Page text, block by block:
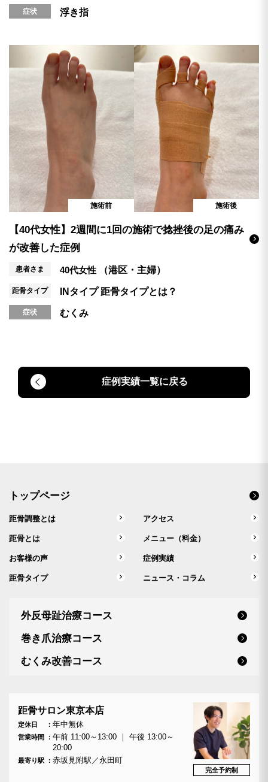
症状 浮き指
施術前 施術後
【40代女性】2週間に1回の施術で捻挫後の足の痛み
が改善した症例
患者さま 40代女性 （港区・主婦）
距骨タイプ INタイプ 距骨タイプとは？
症状 むくみ
症例実績一覧に戻る
トップページ
距骨調整とは アクセス
距骨とは メニュー（料金）
お客様の声 症例実績
距骨タイプ ニュース・コラム
外反母趾治療コース
巻き爪治療コース
むくみ改善コース
距骨サロン東京本店
定休日 年中無休
営業時間
午前 11:00～13:00 ｜ 午後 13:00～
20:00
最寄り駅 赤坂見附駅／永田町
完全予約制